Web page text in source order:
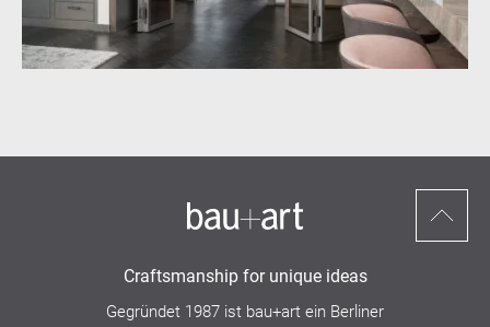
Craftsmanship for unique ideas
Gegründet 1987 ist bau+art ein Berliner